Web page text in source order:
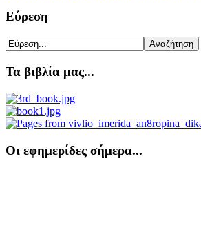
Εύρεση
Τα βιβλία μας...
Οι εφημερίδες σήμερα...